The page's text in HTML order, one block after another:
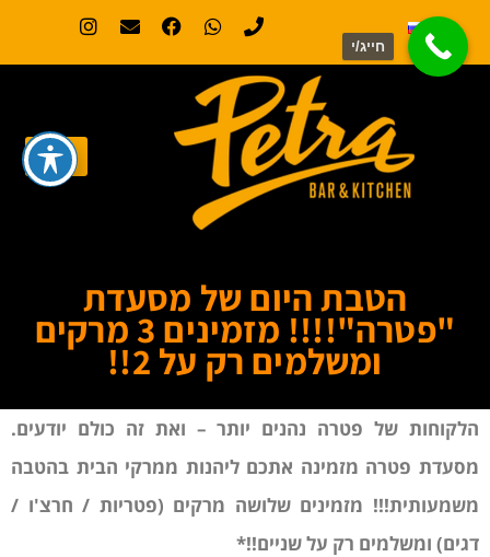
הטבת היום של מסעדת
"פטרה"!!!! מזמינים 3 מרקים
ומשלמים רק על 2!!
הלקוחות של פטרה נהנים יותר – ואת זה כולם יודעים.
מסעדת פטרה מזמינה אתכם ליהנות ממרקי הבית בהטבה
משמעותית!!! מזמינים שלושה מרקים (פטריות / חרצ'ו /
דגים) ומשלמים רק על שניים!!*
חייג/י